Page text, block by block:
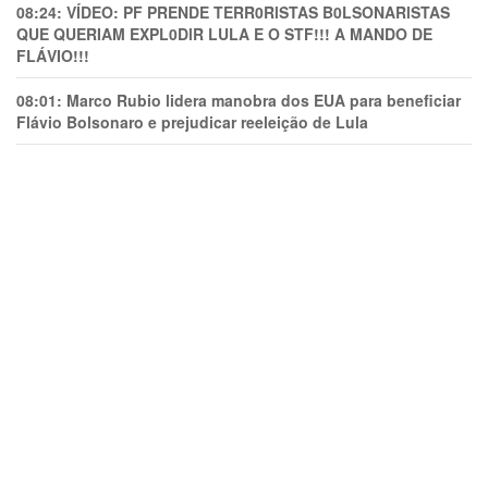
08:24: VÍDEO: PF PRENDE TERR0RlSTAS B0LSONARlSTAS
QUE QUERIAM EXPL0DlR LULA E O STF!!! A MANDO DE
FLÁVIO!!!
08:01: Marco Rubio lidera manobra dos EUA para beneficiar
Flávio Bolsonaro e prejudicar reeleição de Lula